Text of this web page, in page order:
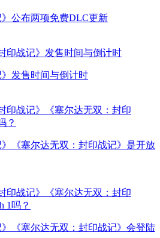
》公布两项免费DLC更新
》发售时间与倒计时
》《塞尔达无双：封印战记》是开放
》《塞尔达无双：封印战记》会登陆